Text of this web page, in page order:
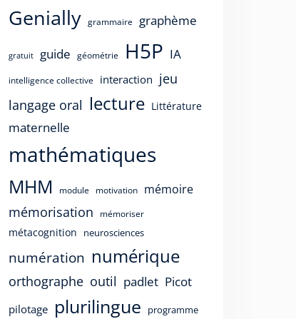
Genially grammaire graphème
gratuit guide géométrie H5P IA
intelligence collective interaction jeu
langage oral lecture Littérature
maternelle
mathématiques
MHM module motivation mémoire
mémorisation mémoriser
métacognition neurosciences
numération numérique
orthographe outil padlet Picot
pilotage plurilingue programme